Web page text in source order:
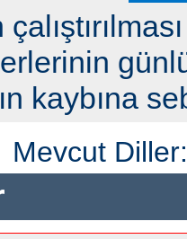
kaybına
Mevcut